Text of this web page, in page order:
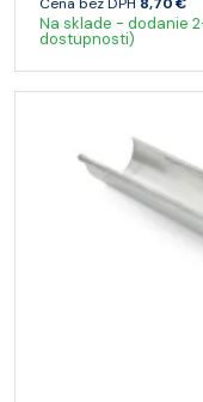
Na sklade - dodanie
dostupnosti)